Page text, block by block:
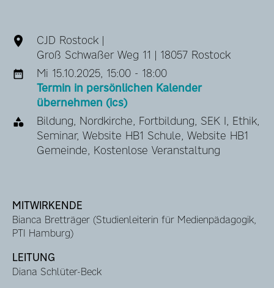
CJD Rostock |
Groß Schwaßer Weg 11 | 18057 Rostock
Mi 15.10.2025, 15:00 - 18:00
Termin in persönlichen Kalender
übernehmen (ics)
Bildung, Nordkirche, Fortbildung, SEK I, Ethik,
Seminar, Website HB1 Schule, Website HB1
Gemeinde, Kostenlose Veranstaltung
MITWIRKENDE
Bianca Bretträger (Studienleiterin für Medienpädagogik,
PTI Hamburg)
LEITUNG
Diana Schlüter-Beck